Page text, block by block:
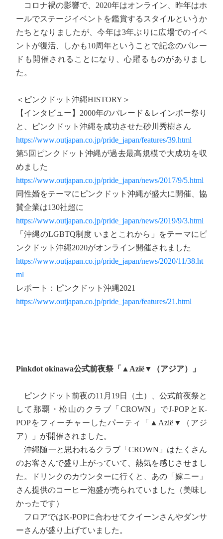
コロナ禍の影響で、2020年はオンライン、昨年はホ
ールでステージイベントを鑑賞するスタイルというか
たちとなりましたが、今年は3年ぶりに広場でのイベ
ントが復活、しかも10周年ということで記念のパレー
ドも開催されることになり、心躍るものがありまし
た。
＜ピンクドット沖縄HISTORY＞
【インタビュー】2000年のパレード＆レインボー祭り
と、ピンクドット沖縄を成功させた砂川秀樹さん
https://www.outjapan.co.jp/pride_japan/features/39.html
第5回ピンクドット沖縄が過去最高規模で大成功を収
めました
https://www.outjapan.co.jp/pride_japan/news/2017/9/5.html
同性婚をテーマにピンクドット沖縄が盛大に開催、協
賛企業は130社超に
https://www.outjapan.co.jp/pride_japan/news/2019/9/3.html
「沖縄のLGBTQ制度 いまとこれから」をテーマにピ
ンクドット沖縄2020がオンライン開催されました
https://www.outjapan.co.jp/pride_japan/news/2020/11/38.ht
ml
レポート：ピンクドット沖縄2021
https://www.outjapan.co.jp/pride_japan/features/21.html
Pinkdot okinawa公式前夜祭「▲Azië▼（アジア）」
ピンクドット前夜の11月19日（土）、公式前夜祭と
して那覇・松山のクラブ「CROWN」でJ-POPとK-
POPをフィーチャーしたパーティ「▲Azië▼（アジ
ア）」が開催されました。
沖縄随一と思われるクラブ「CROWN」はたくさん
のお客さんで盛り上がっていて、熱気を感じさせまし
た。ドリンクのカウンターに行くと、あの「嫁ニー」
さん提供のコーヒー泡盛が売られていました（美味し
かったです）
フロアではK-POPに合わせてクイーンさんやダンサ
ーさんが盛り上げていました。